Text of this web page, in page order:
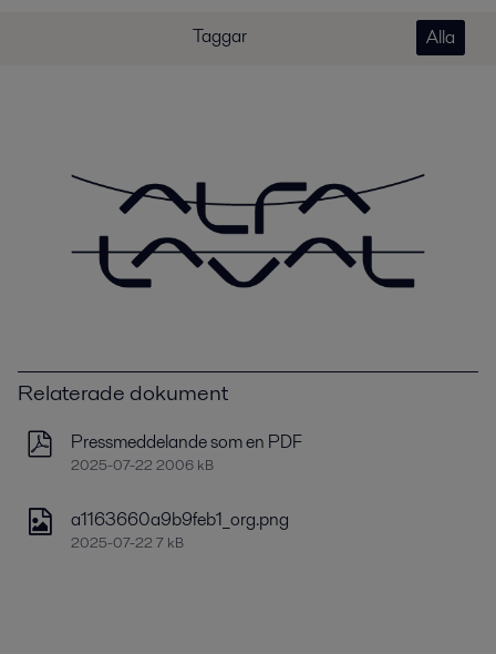
Taggar Alla
Relaterade dokument
Pressmeddelande som en PDF
2025-07-22 2006 kB
a1163660a9b9feb1_org.png
2025-07-22 7 kB